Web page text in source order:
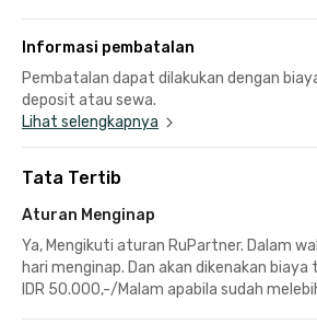
Informasi pembatalan
Pembatalan dapat dilakukan dengan
deposit atau sewa.
Lihat selengkapnya
Tata Tertib
Aturan Menginap
Ya, Mengikuti aturan RuPartner. Dalam
hari menginap. Dan akan dikenakan
IDR 50.000,-/Malam apabila sudah